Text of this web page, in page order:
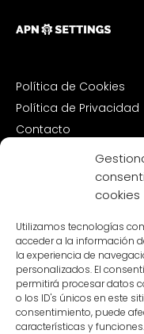
cookies
Utilizamos tecnologías
acceder a la información
la experiencia de
personalizados. El
permitirá procesar datos
o los ID's únicos en este
consentimiento, puede
características y funciones.
Política de Cookies
Política de Privacidad
Contacto